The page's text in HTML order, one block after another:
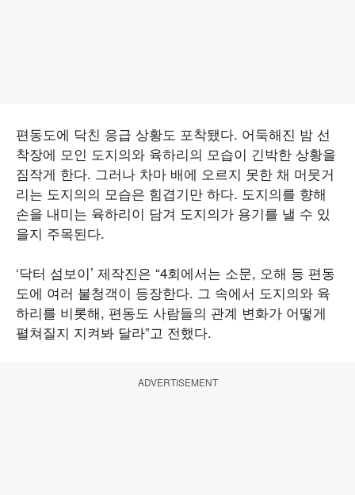
편동도에 닥친 응급 상황도 포착됐다. 어둑해진 밤 선
착장에 모인 도지의와 육하리의 모습이 긴박한 상황을
짐작게 한다. 그러나 차마 배에 오르지 못한 채 머뭇거
리는 도지의의 모습은 힘겹기만 하다. 도지의를 향해
손을 내미는 육하리이 담겨 도지의가 용기를 낼 수 있
을지 주목된다.
‘닥터 섬보이’ 제작진은 “4회에서는 소문, 오해 등 편동
도에 여러 불청객이 등장한다. 그 속에서 도지의와 육
하리를 비롯해, 편동도 사람들의 관계 변화가 어떻게
펼쳐질지 지켜봐 달라”고 전했다.
ADVERTISEMENT